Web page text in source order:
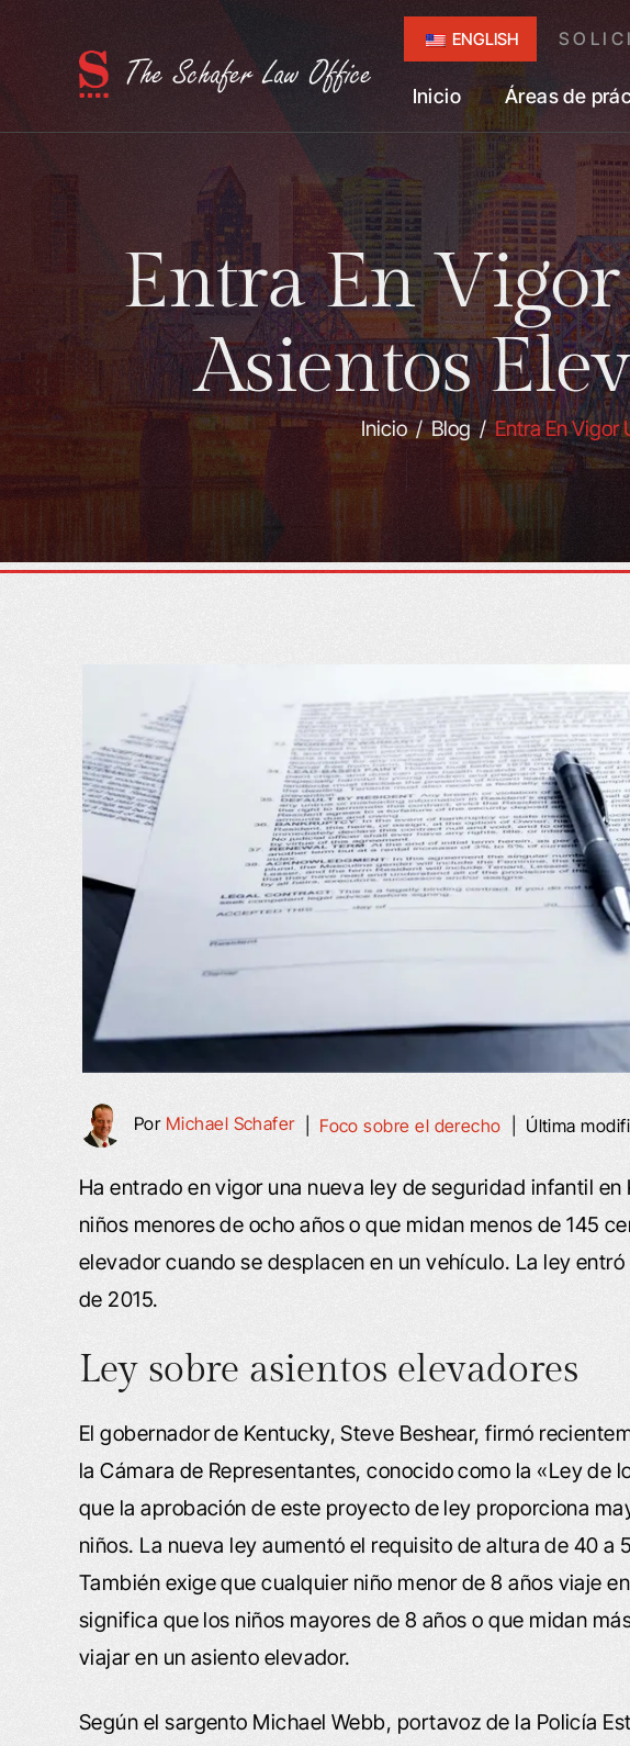
ENGLISH
Inicio Áreas de
Entra En
Asientos
Inicio/Blog/Entra En Vigor
Por Michael Schafer| Foco sobre el derecho Última
Ha entrado en vigor una nueva ley de seguridad infantil
niños menores de ocho años o que midan menos de 145
elevador cuando se desplacen en un vehículo. La ley
de 2015.
Ley sobre asientos elevadores
El gobernador de Kentucky, Steve Beshear, firmó
la Cámara de Representantes, conocido como la «Ley de
que la aprobación de este proyecto de ley proporciona
niños. La nueva ley aumentó el requisito de altura de 40 a
También exige que cualquier niño menor de 8 años viaje
significa que los niños mayores de 8 años o que midan
viajar en un asiento elevador.
Según el sargento Michael Webb, portavoz de la Policía